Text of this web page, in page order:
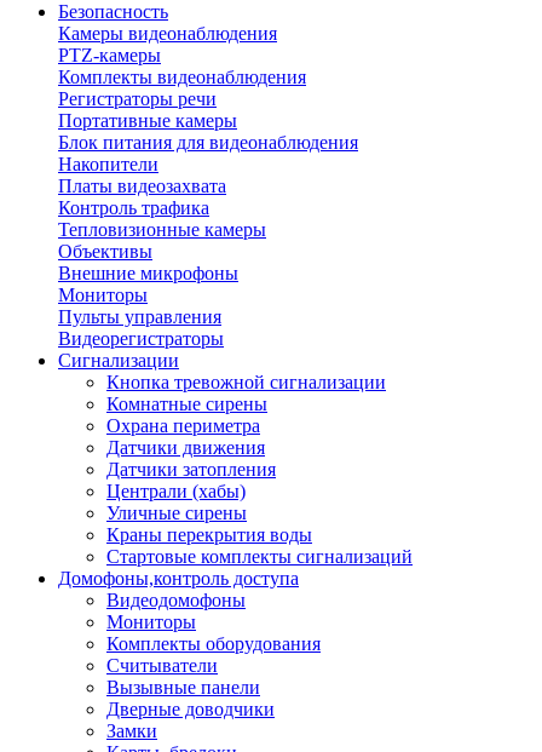
Безопасность
Камеры видеонаблюдения
PTZ-камеры
Комплекты видеонаблюдения
Регистраторы речи
Портативные камеры
Блок питания для видеонаблюдения
Накопители
Платы видеозахвата
Контроль трафика
Тепловизионные камеры
Объективы
Внешние микрофоны
Мониторы
Пульты управления
Видеорегистраторы
Сигнализации
Кнопка тревожной сигнализации
Комнатные сирены
Охрана периметра
Датчики движения
Датчики затопления
Централи (хабы)
Уличные сирены
Краны перекрытия воды
Стартовые комплекты сигнализаций
Домофоны,контроль доступа
Видеодомофоны
Мониторы
Комплекты оборудования
Считыватели
Вызывные панели
Дверные доводчики
Замки